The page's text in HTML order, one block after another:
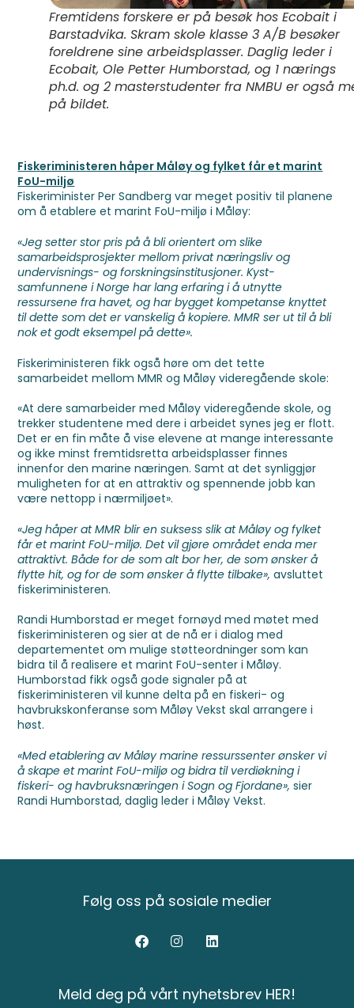
Fremtidens forskere er på besøk hos Ecobait i
Barstadvika. Skram skole klasse 3 A/B besøker
foreldrene sine arbeidsplasser. Daglig leder i
Ecobait, Ole Petter Humborstad, og 1 nærings
ph.d. og 2 masterstudenter fra NMBU er også
på bildet.
Fiskeriministeren håper Måløy og fylket får et marint
FoU-miljø
Fiskeriminister Per Sandberg var meget positiv til planene
om å etablere et marint FoU-miljø i Måløy:
«Jeg setter stor pris på å bli orientert om slike
samarbeidsprosjekter mellom privat næringslivog
undervisnings- og forskningsinstitusjoner. Kyst-
samfunnene i Norge har lang erfaring i åutnytte
ressursene fra havet, og har bygget kompetanse knyttet
til dette som det er vanskeligå kopiere. MMR ser ut til å bli
nok et godt eksempel på dette».
Fiskeriministeren fikk også høre om det tette
samarbeidet mellom MMR og Måløy videregående skole:
«At dere samarbeider med Måløy videregående skole, og
trekker studentene med dere i arbeidet synes jeg er flott.
Det er en fin måte å vise elevene at mange interessante
og ikke minst fremtidsretta arbeidsplasser finnes
innenfor den marine næringen. Samt at det synliggjør
muligheten for at en attraktiv og spennende jobb kan
være nettopp i nærmiljøet».
«Jeg håper at MMR blir en suksess slik at Måløy og fylket
får et marint FoU-miljø. Det vilgjøre området enda mer
attraktivt. Både for de som alt bor her, de som ønsker å
flytte hit, ogfor de som ønsker å flytte tilbake», avsluttet
fiskeriministeren.
Randi Humborstad er meget fornøyd med møtet med
fiskeriministeren og sier at de nå er i dialog med
departementet om mulige støtteordninger som kan
bidra til å realisere et marint FoU-senter i Måløy.
Humborstad fikk også gode signaler på at
fiskeriministeren vil kunne delta på en fiskeri- og
havbrukskonferanse som Måløy Vekst skal arrangere i
høst.
«Med etablering av Måløy marine ressurssenter ønsker vi
å skape et marint FoU-miljø ogbidra til verdiøkning i
fiskeri- og havbruksnæringen i Sogn og Fjordane», sier
Randi Humborstad, daglig leder i Måløy Vekst.
Følg oss på sosiale medier
Meld deg på vårt nyhetsbrev HER!